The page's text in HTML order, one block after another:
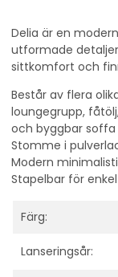
Delia är en
utformade
sittkomfort och
Består av flera
loungegrupp,
och byggbar
Stomme i
Modern
Stapelbar för
Färg:
Lanseringsår: